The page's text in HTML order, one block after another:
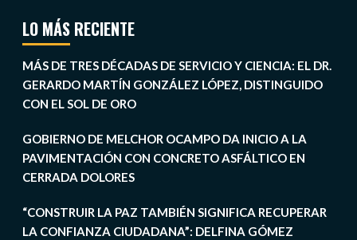
LO MÁS RECIENTE
MÁS DE TRES DÉCADAS DE SERVICIO Y CIENCIA: EL DR.
GERARDO MARTÍN GONZÁLEZ LÓPEZ, DISTINGUIDO
CON EL SOL DE ORO
GOBIERNO DE MELCHOR OCAMPO DA INICIO A LA
PAVIMENTACIÓN CON CONCRETO ASFÁLTICO EN
CERRADA DOLORES
“CONSTRUIR LA PAZ TAMBIÉN SIGNIFICA RECUPERAR
LA CONFIANZA CIUDADANA”: DELFINA GÓMEZ